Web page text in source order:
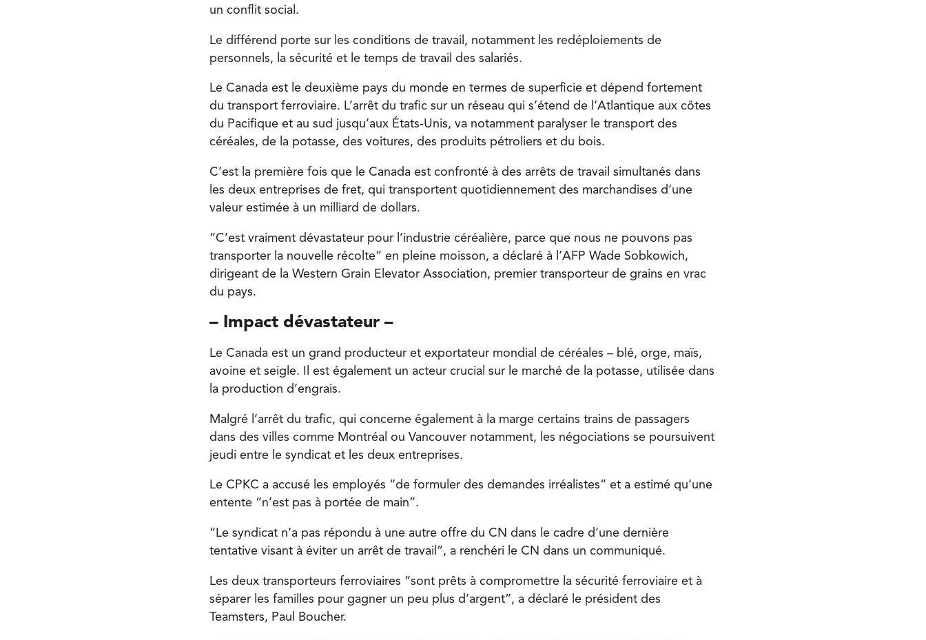
un conflit social.
Le différend porte sur les conditions de travail, notamment les redéploiements de
personnels, la sécurité et le temps de travail des salariés.
Le Canada est le deuxième pays du monde en termes de superficie et dépend fortement
du transport ferroviaire. L’arrêt du trafic sur un réseau qui s’étend de l’Atlantique aux côtes
du Pacifique et au sud jusqu’aux États-Unis, va notamment paralyser le transport des
céréales, de la potasse, des voitures, des produits pétroliers et du bois.
C’est la première fois que le Canada est confronté à des arrêts de travail simultanés dans
les deux entreprises de fret, qui transportent quotidiennement des marchandises d’une
valeur estimée à un milliard de dollars.
“C’est vraiment dévastateur pour l’industrie céréalière, parce que nous ne pouvons pas
transporter la nouvelle récolte” en pleine moisson, a déclaré à l’AFP Wade Sobkowich,
dirigeant de la Western Grain Elevator Association, premier transporteur de grains en vrac
du pays.
– Impact dévastateur –
Le Canada est un grand producteur et exportateur mondial de céréales – blé, orge, maïs,
avoine et seigle. Il est également un acteur crucial sur le marché de la potasse, utilisée dans
la production d’engrais.
Malgré l’arrêt du trafic, qui concerne également à la marge certains trains de passagers
dans des villes comme Montréal ou Vancouver notamment, les négociations se poursuivent
jeudi entre le syndicat et les deux entreprises.
Le CPKC a accusé les employés “de formuler des demandes irréalistes” et a estimé qu’une
entente “n’est pas à portée de main”.
“Le syndicat n’a pas répondu à une autre offre du CN dans le cadre d’une dernière
tentative visant à éviter un arrêt de travail”, a renchéri le CN dans un communiqué.
Les deux transporteurs ferroviaires “sont prêts à compromettre la sécurité ferroviaire et à
séparer les familles pour gagner un peu plus d’argent”, a déclaré le président des
Teamsters, Paul Boucher.